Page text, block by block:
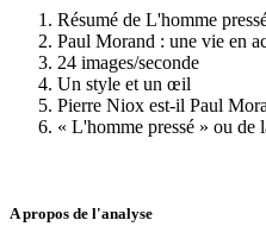
Résumé de L'homme
Paul Morand : une vie en
24 images/seconde
Un style et un œil
Pierre Niox est-il Paul
« L'homme pressé » ou de
A propos de l'analyse